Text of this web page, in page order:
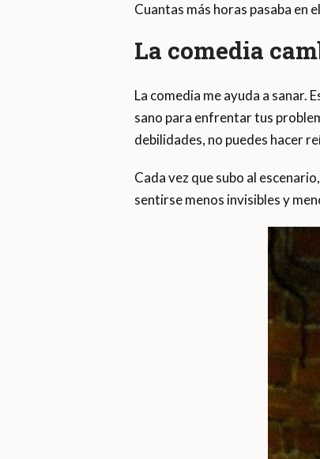
Cuantas más horas pasaba en
La comedia
La comedia me ayuda a sanar.
sano para enfrentar tus
debilidades, no puedes hacer
Cada vez que subo al
sentirse menos invisibles y